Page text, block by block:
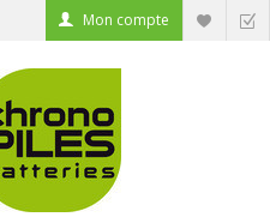
Mon compte